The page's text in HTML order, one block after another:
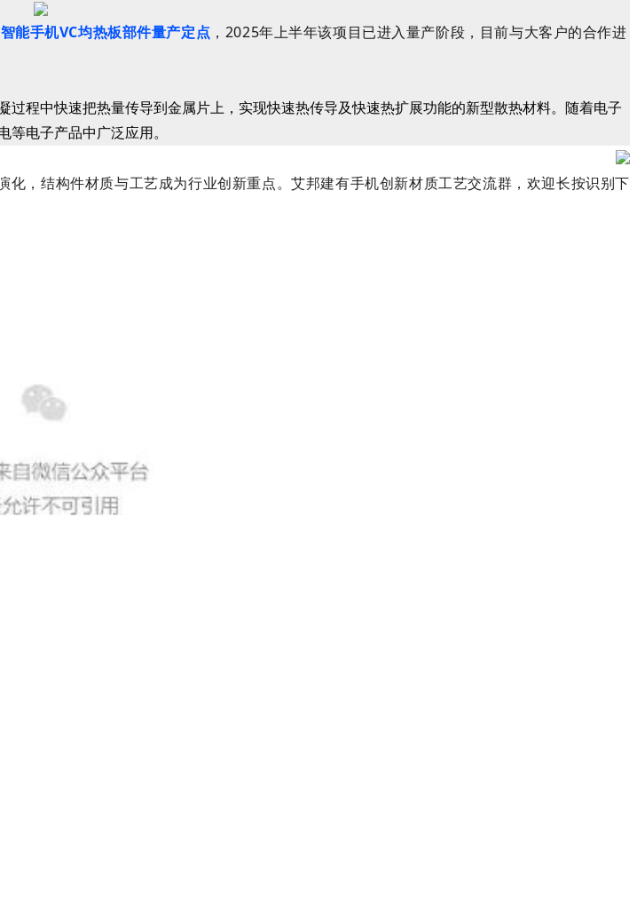
能手机VC均热板部件量产定点 ， 2025年上半年该项目已进入量产阶段，目前与大客户的合作进
程中快速把热量传导到金属片上，实现快速热传导及快速热扩展功能的新型散热材料。
随着电子
电子产品中广泛应用。
，结构件材质与工艺成为行业创新重点。艾邦建有手机创新材质工艺交流群，欢迎长按识别下